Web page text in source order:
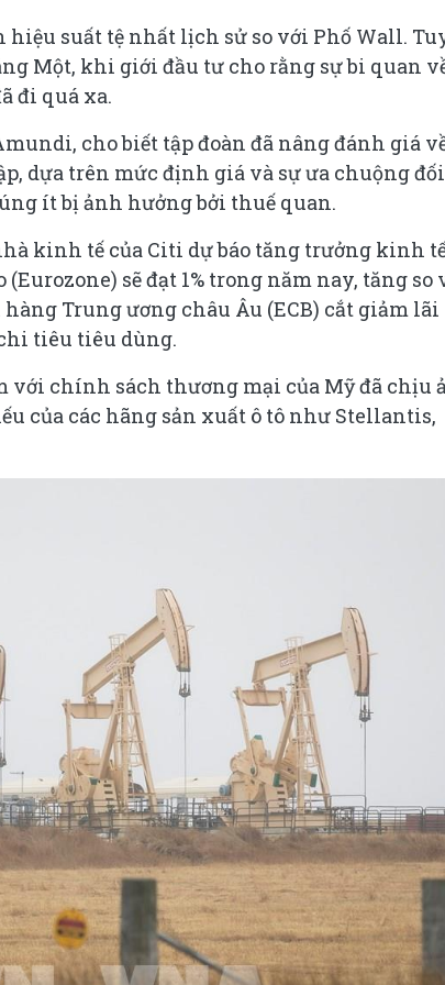
suất tệ nhất lịch sử so với Phố Wall.
Một, khi giới đầu tư cho rằng sự bi quan
đi quá xa.
cho biết tập đoàn đã nâng đánh giá
dựa trên mức định giá và sự ưa chuộng đối
ít bị ảnh hưởng bởi thuế quan.
kinh tế của Citi dự báo tăng trưởng kinh
sẽ đạt 1% trong năm nay, tăng so
Trung ương châu Âu (ECB) cắt giảm lãi
tiêu tiêu dùng.
với chính sách thương mại của Mỹ đã chịu
của các hãng sản xuất ô tô như Stellantis,